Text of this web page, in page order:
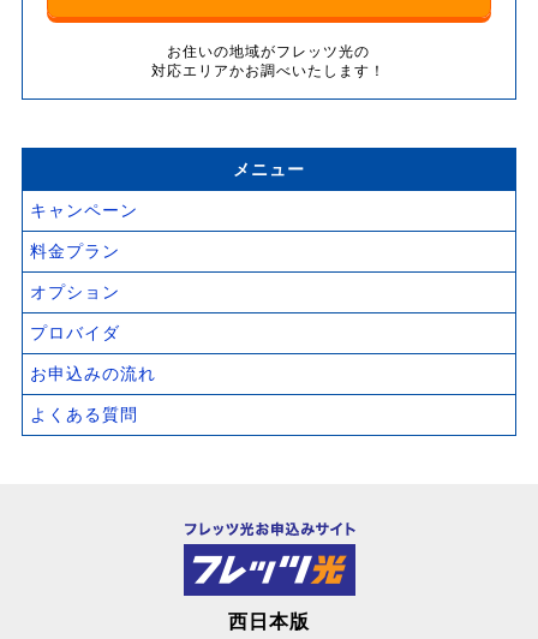
お住いの地域がフレッツ光の
対応エリアかお調べいたします！
メニュー
キャンペーン
料金プラン
オプション
プロバイダ
お申込みの流れ
よくある質問
西日本版